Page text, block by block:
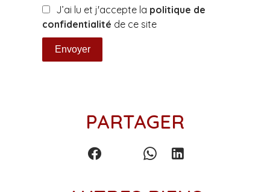
J’ai lu et j'accepte la politique de
confidentialité de ce site
Envoyer
PARTAGER